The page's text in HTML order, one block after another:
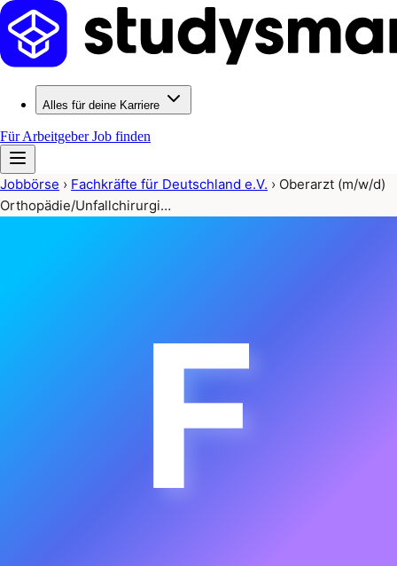
Alles für deine Karriere
Für ArbeitgeberJob finden
Jobbörse › Fachkräfte für Deutschland e.V. › Oberarzt (m/w/d)
Orthopädie/Unfallchirurgi…
F